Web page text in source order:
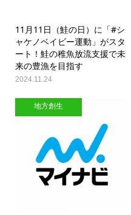
11月11日（鮭の日）に「#シ
ャケノベイビー運動」がスタ
ート！鮭の稚魚放流支援で未
来の豊漁を目指す
2024.11.24
地方創生